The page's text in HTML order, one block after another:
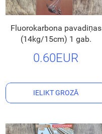
Fluorokarbona pavadiņas
(14kg/15cm) 1 gab.
0.60EUR
IELIKT GROZĀ